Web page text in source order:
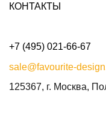
КОНТАКТЫ
+7 (495) 021-66-67
sale@favourite-
125367, г. Москва,